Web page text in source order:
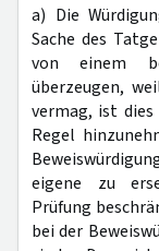
a) Die
Sache des
von einem
überzeugen,
vermag, ist
Regel
eigene zu
Prüfung
bei der